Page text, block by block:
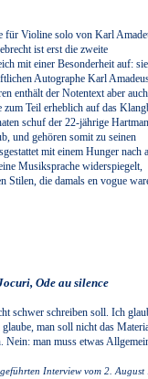
für Violine solo von Karl
ist erst die zweite
mit einer Besonderheit auf: sie
Autographe Karl
enthält der Notentext aber
zum Teil erheblich auf das
schuf der 22-jährige
und gehören somit zu seinen
mit einem Hunger nach
Musiksprache widerspiegelt,
Stilen, die damals en vogue
Ode au silence
schwer schreiben soll. Ich
man soll nicht das
Nein: man muss etwas
Interview vom 2. August